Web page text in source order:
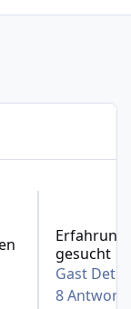
FolieFolie
gesucht
Gast
8